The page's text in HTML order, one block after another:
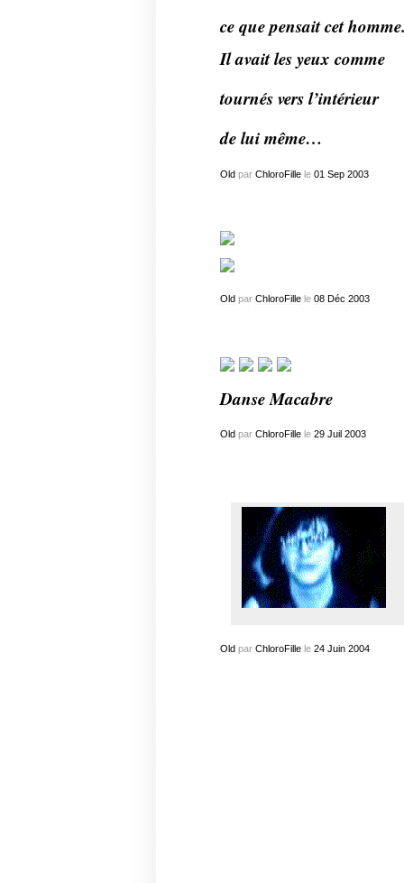
ce que pensait cet
Il avait les yeux comme
tournés vers l’intérieur
de lui même…
Oldpar ChloroFillele 01 Sep 2003
Oldpar ChloroFillele 08 Déc 2003
Danse Macabre
Oldpar ChloroFillele 29 Juil 2003
Old par ChloroFillele 24 Juin 2004